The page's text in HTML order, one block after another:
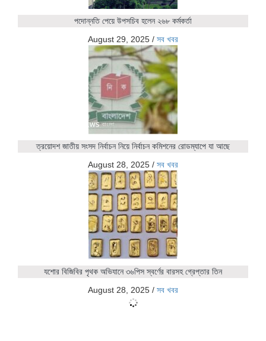
পদোন্নতি পেয়ে উপসচিব হলেন ২৬৮ কর্মকর্তা
August 29, 2025 / সব খবর
ত্রয়োদশ জাতীয় সংসদ নির্বাচন নিয়ে নির্বাচন কমিশনের রোডম্যাপে যা আছে
August 28, 2025 / সব খবর
যশোর বিজিবির পৃথক অভিযানে ৩৬পিস স্বর্ণের বারসহ গ্রেপ্তার তিন
August 28, 2025 / সব খবর